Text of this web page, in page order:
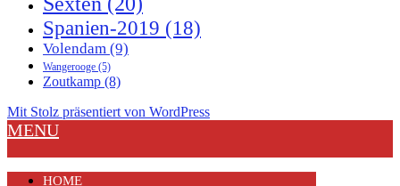
Spanien-2019 (18)
Volendam (9)
Wangerooge (5)
Zoutkamp (8)
Mit Stolz präsentiert von WordPress
MENU
HOME